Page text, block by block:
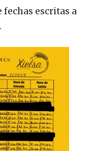
escritas a